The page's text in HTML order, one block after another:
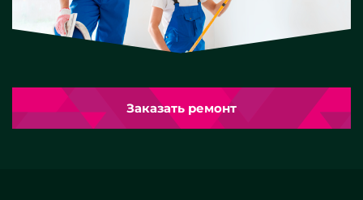
Заказать ремонт